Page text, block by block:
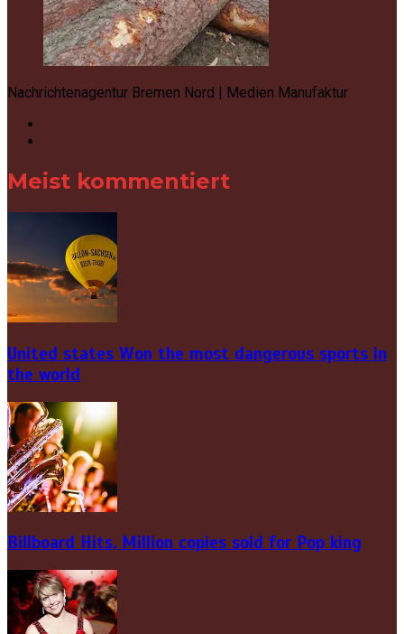
Nachrichtenagentur Bremen Nord | Medien Manufaktur
Meist kommentiert
United states Won the most dangerous sports in
the world
Billboard Hits, Million copies sold for Pop king